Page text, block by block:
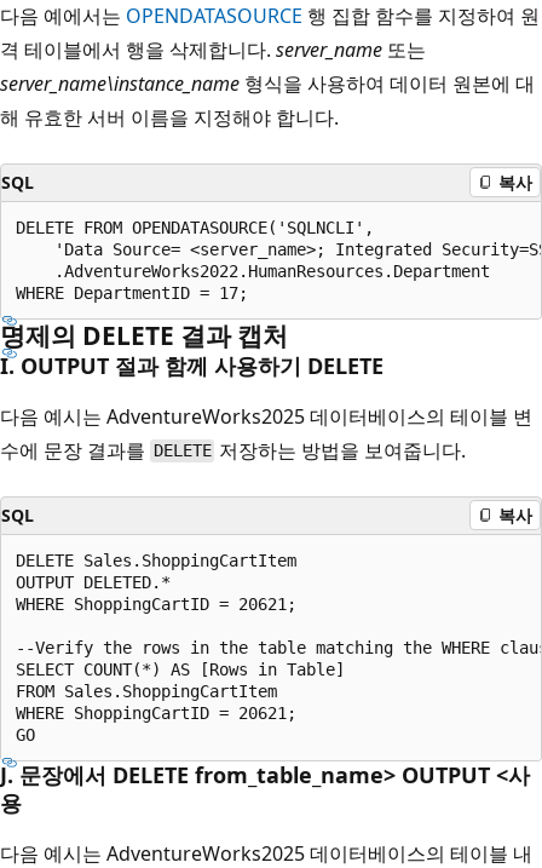
다음 예에서는 OPENDATASOURCE 행 집합 함수를 지정하여 원
격 테이블에서 행을 삭제합니다. server_name 또는
server_name\instance_name 형식을 사용하여 데이터 원본에 대
해 유효한 서버 이름을 지정해야 합니다.
SQL 복사
DELETE FROM OPENDATASOURCE('SQLNCLI',
'Data Source= <server_name>; Integrated
    .AdventureWorks2022.HumanResources.Department
명제의 DELETE 결과 캡처
I. OUTPUT 절과 함께 사용하기 DELETE
다음 예시는 AdventureWorks2025 데이터베이스의 테이블 변
수에 문장 결과를 DELETE 저장하는 방법을 보여줍니다.
SQL 복사
DELETE Sales.ShoppingCartItem
OUTPUT DELETED.*
WHERE ShoppingCartID = 20621;
--Verify the rows in the table matching the WHERE
SELECT COUNT(*) AS [Rows in Table]
FROM Sales.ShoppingCartItem
WHERE ShoppingCartID = 20621;
J. 문장에서 DELETE from_table_name> OUTPUT <사
용
다음 예시는 AdventureWorks2025 데이터베이스의 테이블 내